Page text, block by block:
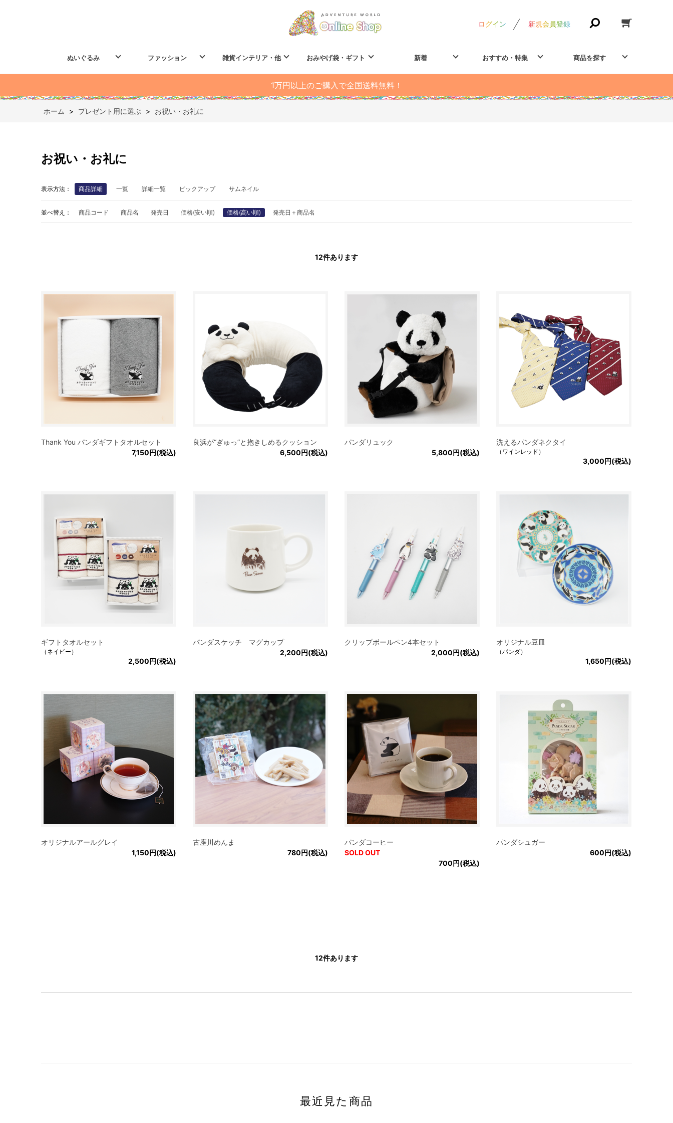
ログイン 新規会員登録
ぬいぐるみ ファッション 雑貨インテリア・他 おみやげ袋・ギフト 新着 おすすめ・特集 商品を探す
1万円以上のご購入で全国送料無料！
ホーム > プレゼント用に選ぶ > お祝い・お礼に
お祝い・お礼に
表示方法： 商品詳細 一覧 詳細一覧 ピックアップ サムネイル
並べ替え： 商品コード 商品名 発売日 価格(安い順) 価格(高い順) 発売日＋商品名
12件あります
Thank You パンダギフトタオルセット
7,150円(税込)
良浜が“ぎゅっ”と抱きしめるクッション
6,500円(税込)
パンダリュック
5,800円(税込)
洗えるパンダネクタイ
（ワインレッド）
3,000円(税込)
ギフトタオルセット
（ネイビー）
2,500円(税込)
パンダスケッチ マグカップ
2,200円(税込)
クリップボールペン4本セット
2,000円(税込)
オリジナル豆皿
（パンダ）
1,650円(税込)
オリジナルアールグレイ
1,150円(税込)
古座川めんま
780円(税込)
パンダコーヒー
SOLD OUT
700円(税込)
パンダシュガー
600円(税込)
12件あります
最近見た商品